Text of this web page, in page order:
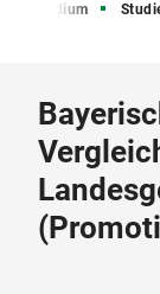
Studium
(